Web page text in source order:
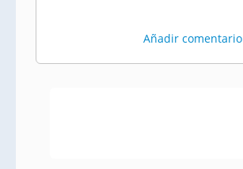
Añadir comentario